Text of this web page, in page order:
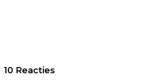
10 Reacties